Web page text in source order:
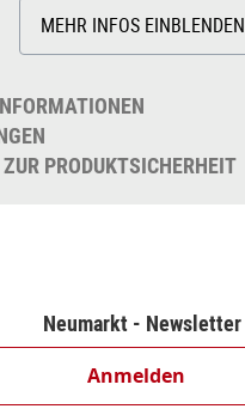
MEHR INFOS EINBLENDEN
PRODUKTSICHERHEIT
Neumarkt - Newsletter
Anmelden